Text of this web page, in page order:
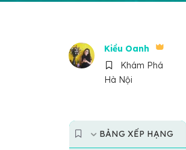
Kiều Oanh
Khám Phá
Hà Nội
BẢNG XẾP HẠNG